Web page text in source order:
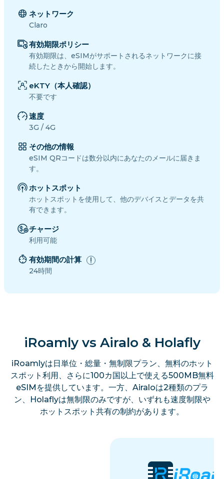
ネットワーク
Claro
有効期限ポリシー
有効期限は、eSIMがサポートされるネットワークに接
続したときから開始します。
eKTY（本人確認）
不要です
速度
3G / 4G
その他の情報
eSIM QRコードは数分以内にあなたのメールに届きま
す。
ホットスポット
ホットスポットを使用して、他のデバイスとデータを共
有できます。
チャージ
利用可能
有効期間の計算
24時間
iRoamly vs Airalo & Holafly
iRoamlyは日単位・総量・無制限プラン、無料のホット
スポット利用、さらに100カ国以上で使える500MB無料
eSIMを提供しています。一方、Airaloは2種類のプラ
ン、Holaflyは無制限のみですが、いずれも速度制限や
ホットスポット共有の制約があります。